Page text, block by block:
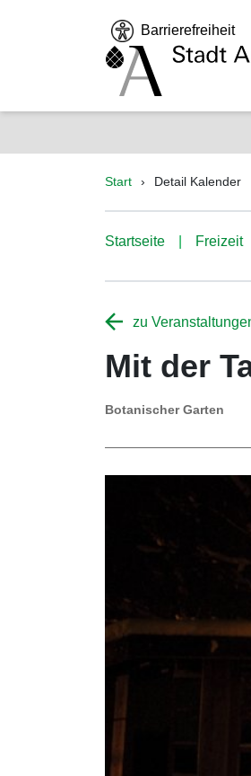
Barrierefreiheit
Start Detail Kalender
Startseite Freizeit
zu
Mit der
Botanischer Garten